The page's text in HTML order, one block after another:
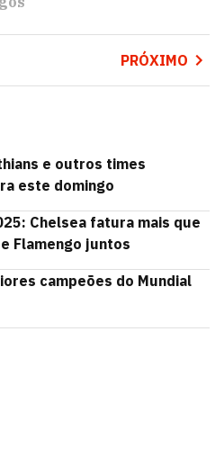
PRÓXIMO
e outros times
este domingo
Chelsea fatura mais que
Flamengo juntos
campeões do Mundial